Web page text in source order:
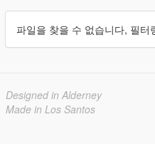
파일을 찾을 수 없습니다, 필터
Designed in Alderney
Made in Los Santos